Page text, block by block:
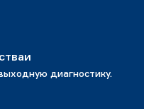
диагностику.